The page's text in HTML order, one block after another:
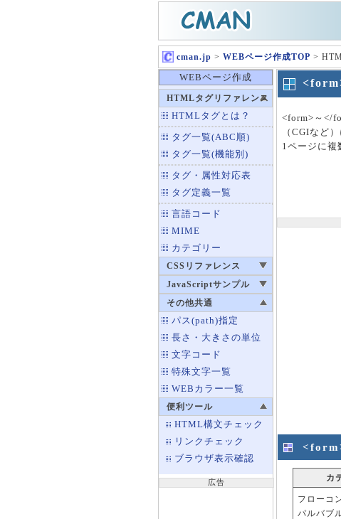
cman.jp > WEBページ作成TOP >
WEBページ作成
HTMLタグリファレンス
HTMLタグとは？
タグ一覧(ABC順)
タグ一覧(機能別)
タグ・属性対応表
タグ定義一覧
言語コード
MIME
カテゴリー
CSSリファレンス
JavaScriptサンプル
その他共通
パス(path)指定
長さ・大きさの単位
文字コード
特殊文字一覧
WEBカラー一覧
便利ツール
HTML構文チェック
リンクチェック
ブラウザ表示確認
広告
<form>～</
（CGIなど
1ページに複
カ
フローコ
パルバブ